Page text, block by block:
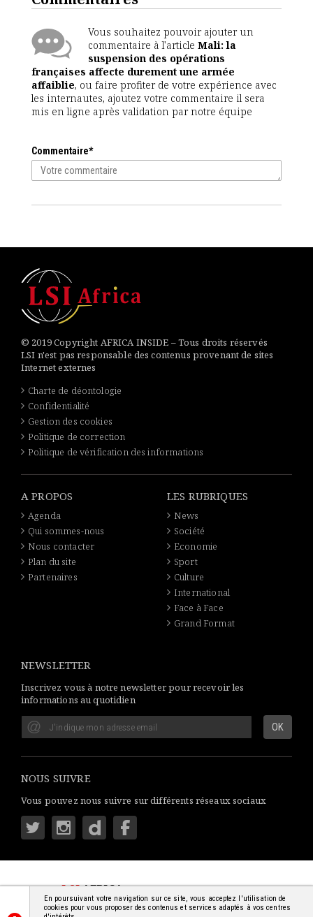
Vous souhaitez pouvoir ajouter un
commentaire à l'article Mali: la
suspension des opérations
françaises affecte durement une armée
affaiblie, ou faire profiter de votre expérience avec
les internautes, ajoutez votre commentaire il sera
mis en ligne après validation par notre équipe
Commentaire*
© 2019 Copyright AFRICA INSIDE – Tous droits réservés
LSI n'est pas responsable des contenus provenant de sites
Internet externes
Charte de déontologie
Confidentialité
Gestion des cookies
Politique de correction
Politique de vérification des informations
A PROPOS
Agenda
Qui sommes-nous
Nous contacter
Plan du site
Partenaires
LES RUBRIQUES
News
Société
Economie
Sport
Culture
International
Face à Face
Grand Format
NEWSLETTER
Inscrivez vous à notre newsletter pour recevoir les
informations au quotidien
NOUS SUIVRE
Vous pouvez nous suivre sur différents réseaux sociaux
LSIAFRICA: S'INFORMER SIMPLEMENT
© 2018-2026 - TOUS DROITS RÉSERVÉS
En poursuivant votre navigation sur ce site, vous acceptez l'utilisation de
cookies pour vous proposer des contenus et services adaptés à vos centres